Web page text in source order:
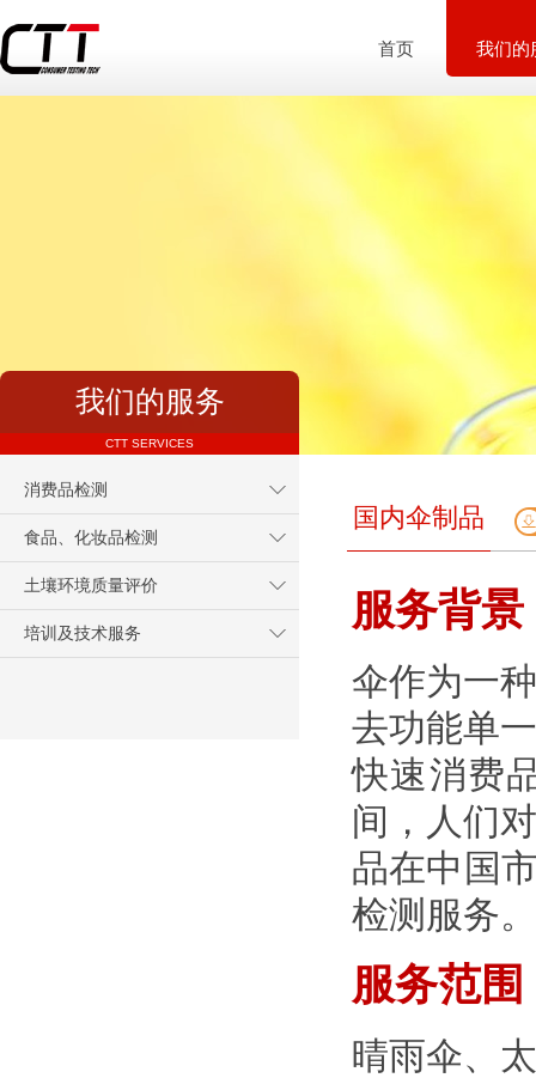
首页 我们的
我们的服务
CTT SERVICES
消费品检测
食品、化妆品检测
土壤环境质量评价
培训及技术服务
国内伞制品
服务背景
伞作为一
去功能单
快速消费
间，人们
品在中国
检测服务。
服务范围
晴雨伞、